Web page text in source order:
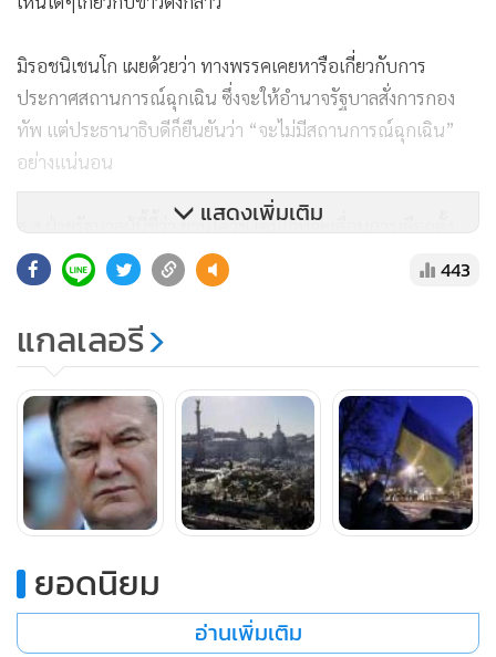
มิรอชนิเชนโก เผยด้วยว่า ทางพรรคเคยหารือเกี่ยวกับการ
ประกาศสถานการณ์ฉุกเฉิน ซึ่งจะให้อำนาจรัฐบาลสั่งการกอง
ทัพ แต่ประธานาธิบดีก็ยืนยันว่า “จะไม่มีสถานการณ์ฉุกเฉิน”
อย่างแน่นอน
ส.ส.ฝ่ายรัฐบาลผู้นี้ชี้ว่า ยานูโควิช เต็มใจที่จะเลื่อนการเลือกตั้ง
ประธานาธิบดีให้เร็วขึ้น 1 ปี รวมถึงเลื่อนวันเลือกตั้งสมาชิกสภาผู้
แทนราษฎรซึ่งมีกำหนดจัดขึ้นอีกครั้งในปี 2017
“ประธานาธิบดีบอกว่า หากนักการเมืองไม่สามารถบรรลุข้อ
ตกลงร่วมกันและปฏิบัติตามนั้นได้ หนทางประชาธิปไตยเพียง
อย่างเดียวที่จะช่วยแก้สถานการณ์ก็คือ จัดการเลือกตั้งใหม่ให้เร็ว
ขึ้น”
ผู้นำยูเครนอยู่ในสภาพกลืนไม่เข้าคายไม่ออก เมื่อต้องเลือก
มากกว่าเงินทอง กับประธานาธิบดีวลาดิเมียร์ ปูติน ซึ่งเสนอ
วงเงินก้อนโตมาช่วยกอบกู้เศรษฐกิจยูเครนให้เดินหน้าต่อไปได้
ทว่าก็มีเงื่อนไขบางอย่าง
แสดงเพิ่มเติม
443
แกลเลอรี
ยอดนิยม
อ่านเพิ่มเติม